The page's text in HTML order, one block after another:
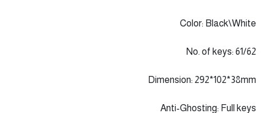
via a USB port, you can be up and running in seconds.
Model: MT-MK005
Color: Black\White
No. of keys: 61/62